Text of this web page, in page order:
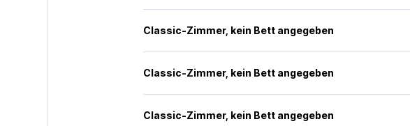
Classic-Zimmer, kein Bett angegeben
Classic-Zimmer, kein Bett angegeben
Classic-Zimmer, kein Bett angegeben